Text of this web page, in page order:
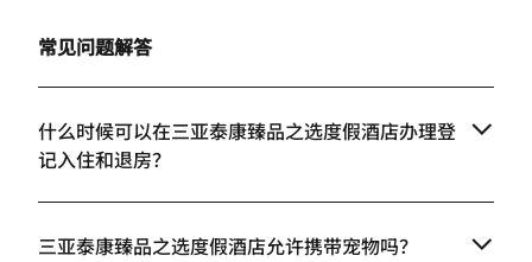
常见问题解答
什么时候可以在三亚泰康臻品之选度假酒店办理登
记入住和退房？
三亚泰康臻品之选度假酒店允许携带宠物吗？